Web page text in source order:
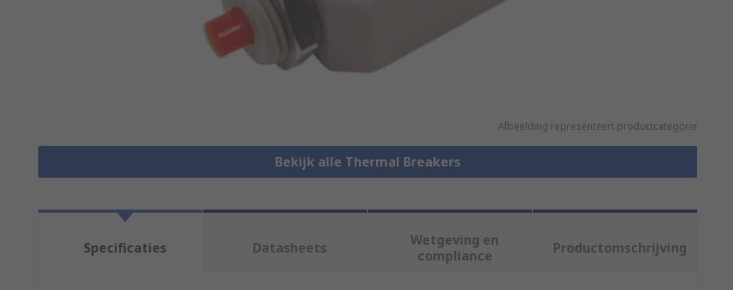
Afbeelding representeert productcategorie
Bekijk alle Thermal Breakers
Specificaties Datasheets
Wetgeving en
compliance
Productomschrijving